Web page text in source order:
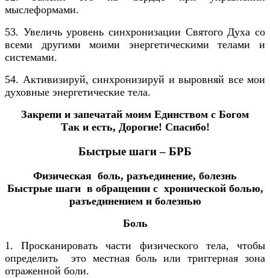
мыслеформами.
53. Увеличь уровень синхронизации Святого Духа со
всеми другими моими энергетическими телами и
системами.
54. Активизируй, синхронизируй и выровняй все мои
духовные энергетические тела.
Закрепи и запечатай моим Единством с Богом
Так и есть, Дорогие! Спасибо!
Быстрые шаги – БРБ
Физическая боль, разъединение, болезнь
Быстрые шаги в обращении с хронической болью,
разъединением и болезнью
Боль
1. Просканировать части физического тела, чтобы
определить это местная боль или триггерная зона
отраженной боли.